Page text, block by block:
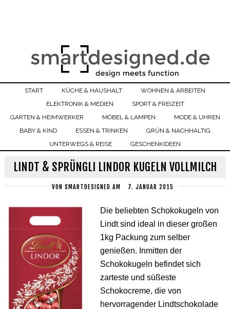
START KÜCHE & HAUSHALT
WOHNEN & ARBEITEN
ELEKTRONIK & MEDIEN
SPORT & FREIZEIT
GARTEN & HEIMWERKER
MÖBEL & LAMPEN
MODE & UHREN
BABY & KIND
ESSEN & TRINKEN
GRÜN & NACHHALTIG
UNTERWEGS & REISE
GESCHENKIDEEN
LINDT & SPRÜNGLI LINDOR KUGELN VOLLMILCH
VON SMARTDESIGNED AM 7. JANUAR 2015
Die beliebten Schokokugeln von
Lindt sind ideal in dieser großen
1kg Packung zum selber
genießen. Inmitten der
Schokokugeln befindet sich
zarteste und süßeste
Schokocreme, die von
hervorragender Lindtschokolade